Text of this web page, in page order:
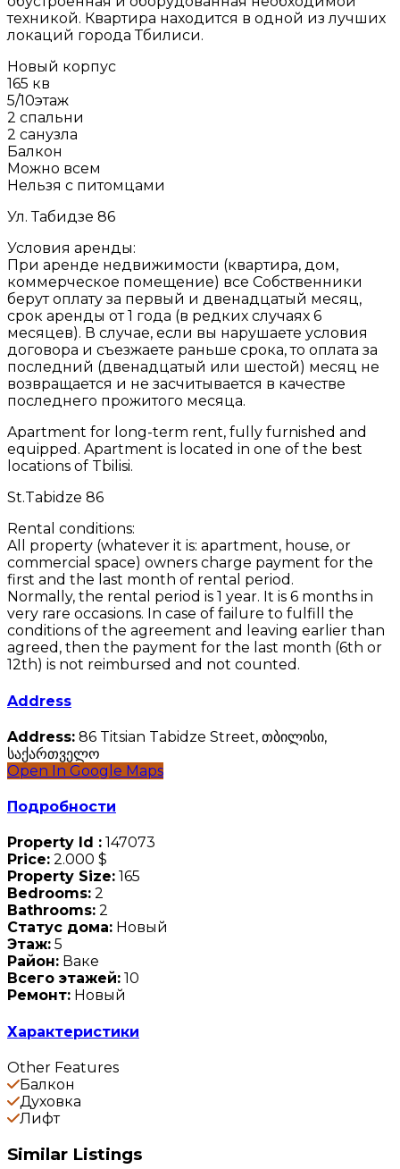
техникой. Квартира находится в одной из лучших
локаций города Тбилиси.
Новый корпус
165 кв
5/10этаж
2 спальни
2 санузла
Балкон
Можно всем
Нельзя с питомцами
Ул. Табидзе 86
Условия аренды:
При аренде недвижимости (квартира, дом,
коммерческое помещение) все Собственники
берут оплату за первый и двенадцатый месяц,
срок аренды от 1 года (в редких случаях 6
месяцев). В случае, если вы нарушаете условия
договора и съезжаете раньше срока, то оплата за
последний (двенадцатый или шестой) месяц не
возвращается и не засчитывается в качестве
последнего прожитого месяца.
Apartment for long-term rent, fully furnished and
equipped. Apartment is located in one of the best
locations of Tbilisi.
St.Tabidze 86
Rental conditions:
All property (whatever it is: apartment, house, or
commercial space) owners charge payment for the
first and the last month of rental period.
Normally, the rental period is 1 year. It is 6 months in
very rare occasions. In case of failure to fulfill the
conditions of the agreement and leaving earlier than
agreed, then the payment for the last month (6th or
12th) is not reimbursed and not counted.
Address
Address: 86 Titsian Tabidze Street, თბილისი,
საქართველო
Open In Google Maps
Подробности
Property Id : 147073
Price: 2.000 $
Property Size: 165
Bedrooms: 2
Bathrooms: 2
Статус дома: Новый
Этаж: 5
Район: Ваке
Всего этажей: 10
Ремонт: Новый
Характеристики
Other Features
Балкон
Духовка
Лифт
Similar Listings